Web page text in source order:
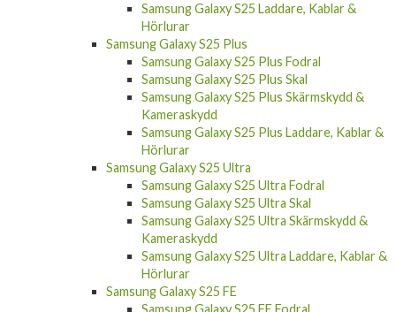
Hörlurar
Samsung Galaxy S25 Plus
Samsung Galaxy S25 Plus Fodral
Samsung Galaxy S25 Plus Skal
Samsung Galaxy S25 Plus Skärmskydd &
Kameraskydd
Samsung Galaxy S25 Plus Laddare, Kablar &
Hörlurar
Samsung Galaxy S25 Ultra
Samsung Galaxy S25 Ultra Fodral
Samsung Galaxy S25 Ultra Skal
Samsung Galaxy S25 Ultra Skärmskydd &
Kameraskydd
Samsung Galaxy S25 Ultra Laddare, Kablar &
Hörlurar
Samsung Galaxy S25 FE
Samsung Galaxy S25 FE Fodral